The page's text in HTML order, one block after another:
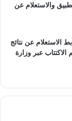
والاستعلام عن
سوريا.. رابط الاستعلام عن نتائج
عبر وزارة